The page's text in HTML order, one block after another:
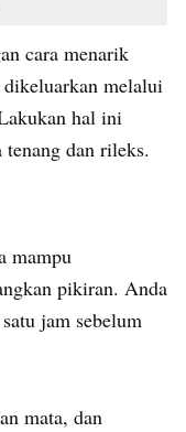
cara menarik
dikeluarkan melalui
hal ini
tenang dan rileks.
mampu
pikiran. Anda
jam sebelum
mata, dan